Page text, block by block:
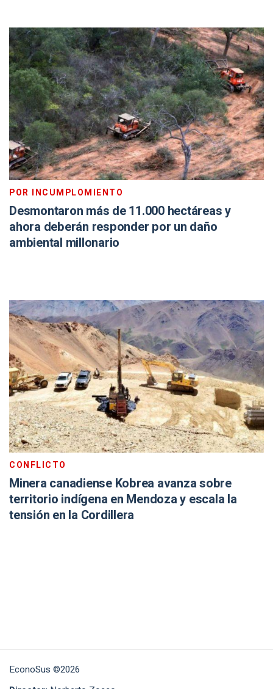
POR INCUMPLOMIENTO
Desmontaron más de 11.000 hectáreas y
ahora deberán responder por un daño
ambiental millonario
CONFLICTO
Minera canadiense Kobrea avanza sobre
territorio indígena en Mendoza y escala la
tensión en la Cordillera
EconoSus ©2026